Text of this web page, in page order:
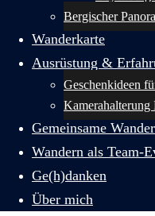
Bergischer
Wanderkarte
Ausrüstung &
Geschenkideen
Kamerahalterung
Gemeinsame
Wandern als Team-
Ge(h)danken
Über mich